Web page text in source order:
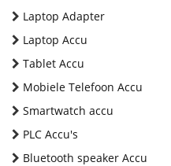
Laptop Adapter
Laptop Accu
Tablet Accu
Mobiele Telefoon Accu
Smartwatch accu
PLC Accu's
Bluetooth speaker Accu